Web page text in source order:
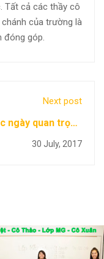
Tất cả các thầy cô
của trường là
đóng góp.
Next post
ngày quan trọng
tới NK 2017-2018
30 July, 2017